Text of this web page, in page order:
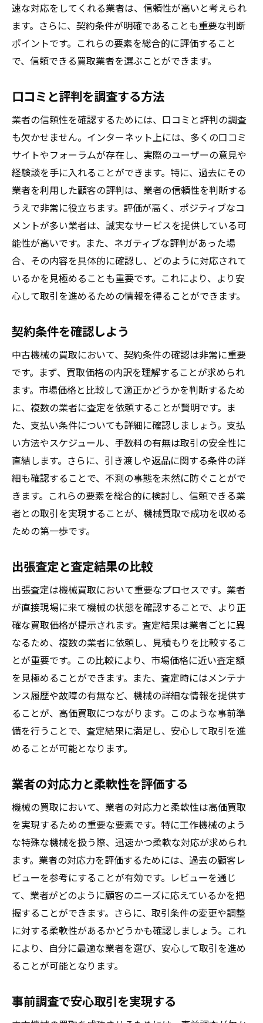
速な対応をしてくれる業者は、信頼性が高いと考えられ
ます。さらに、契約条件が明確であることも重要な判断
ポイントです。これらの要素を総合的に評価すること
で、信頼できる買取業者を選ぶことができます。
口コミと評判を調査する方法
業者の信頼性を確認するためには、口コミと評判の調査
も欠かせません。インターネット上には、多くの口コミ
サイトやフォーラムが存在し、実際のユーザーの意見や
経験談を手に入れることができます。特に、過去にその
業者を利用した顧客の評判は、業者の信頼性を判断する
うえで非常に役立ちます。評価が高く、ポジティブなコ
メントが多い業者は、誠実なサービスを提供している可
能性が高いです。また、ネガティブな評判があった場
合、その内容を具体的に確認し、どのように対応されて
いるかを見極めることも重要です。これにより、より安
心して取引を進めるための情報を得ることができます。
契約条件を確認しよう
中古機械の買取において、契約条件の確認は非常に重要
です。まず、買取価格の内訳を理解することが求められ
ます。市場価格と比較して適正かどうかを判断するため
に、複数の業者に査定を依頼することが賢明です。ま
た、支払い条件についても詳細に確認しましょう。支払
い方法やスケジュール、手数料の有無は取引の安全性に
直結します。さらに、引き渡しや返品に関する条件の詳
細も確認することで、不測の事態を未然に防ぐことがで
きます。これらの要素を総合的に検討し、信頼できる業
者との取引を実現することが、機械買取で成功を収める
ための第一歩です。
出張査定と査定結果の比較
出張査定は機械買取において重要なプロセスです。業者
が直接現場に来て機械の状態を確認することで、より正
確な買取価格が提示されます。査定結果は業者ごとに異
なるため、複数の業者に依頼し、見積もりを比較するこ
とが重要です。この比較により、市場価格に近い査定額
を見極めることができます。また、査定時にはメンテナ
ンス履歴や故障の有無など、機械の詳細な情報を提供す
ることが、高価買取につながります。このような事前準
備を行うことで、査定結果に満足し、安心して取引を進
めることが可能となります。
業者の対応力と柔軟性を評価する
機械の買取において、業者の対応力と柔軟性は高価買取
を実現するための重要な要素です。特に工作機械のよう
な特殊な機械を扱う際、迅速かつ柔軟な対応が求められ
ます。業者の対応力を評価するためには、過去の顧客レ
ビューを参考にすることが有効です。レビューを通じ
て、業者がどのように顧客のニーズに応えているかを把
握することができます。さらに、取引条件の変更や調整
に対する柔軟性があるかどうかも確認しましょう。これ
により、自分に最適な業者を選び、安心して取引を進め
ることが可能となります。
事前調査で安心取引を実現する